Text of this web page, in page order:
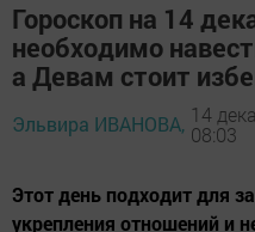
Гороскоп на 14
необходимо
а Девам стоит
Эльвира ИВАНОВА, 14
08:03
Этот день подходит для
укрепления отношений и